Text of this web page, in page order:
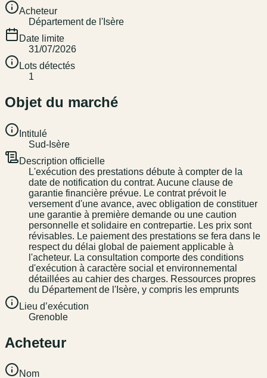
Acheteur
Département de l'Isère
Date limite
31/07/2026
Lots détectés
1
Objet du marché
Intitulé
Sud-Isère
Description officielle
L'exécution des prestations débute à compter de la
date de notification du contrat. Aucune clause de
garantie financière prévue. Le contrat prévoit le
versement d'une avance, avec obligation de constituer
une garantie à première demande ou une caution
personnelle et solidaire en contrepartie. Les prix sont
révisables. Le paiement des prestations se fera dans le
respect du délai global de paiement applicable à
l'acheteur. La consultation comporte des conditions
d'exécution à caractère social et environnemental
détaillées au cahier des charges. Ressources propres
du Département de l'Isère, y compris les emprunts
Lieu d’exécution
Grenoble
Acheteur
Nom